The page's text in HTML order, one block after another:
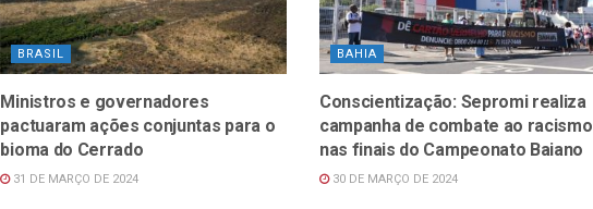
BRASIL
Ministros e governadores
pactuaram ações conjuntas para o
bioma do Cerrado
31 DE MARÇO DE 2024
BAHIA
Conscientização: Sepromi realiza
campanha de combate ao racismo
nas finais do Campeonato Baiano
30 DE MARÇO DE 2024